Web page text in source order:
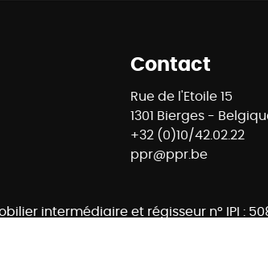
Contact
Rue de l'Etoile 15
1301 Bierges -
+32 (0)10/42.02.22
ppr@ppr.be
intermédiaire et régisseur n° IPI :